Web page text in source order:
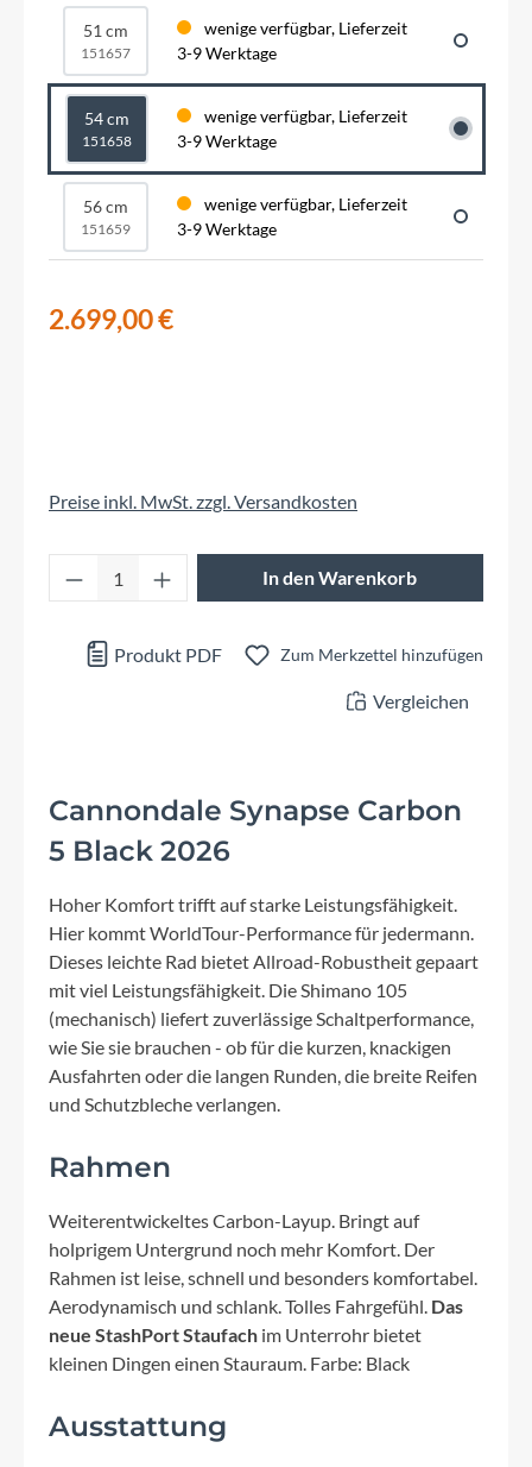
51 cm
151657
wenige verfügbar, Lieferzeit
3-9 Werktage
54 cm
151658
wenige verfügbar, Lieferzeit
3-9 Werktage
56 cm
151659
wenige verfügbar, Lieferzeit
3-9 Werktage
2.699,00 €
Preise inkl. MwSt. zzgl. Versandkosten
Produkt Anzahl: Gib den gewünschten
In den Warenkorb
Produkt PDF Zum Merkzettel hinzufügen
Vergleichen
Cannondale Synapse Carbon
5 Black 2026
Hoher Komfort trifft auf starke Leistungsfähigkeit.
Hier kommt WorldTour-Performance für jedermann.
Dieses leichte Rad bietet Allroad-Robustheit gepaart
mit viel Leistungsfähigkeit. Die Shimano 105
(mechanisch) liefert zuverlässige Schaltperformance,
wie Sie sie brauchen - ob für die kurzen, knackigen
Ausfahrten oder die langen Runden, die breite Reifen
und Schutzbleche verlangen.
Rahmen
Weiterentwickeltes Carbon-Layup. Bringt auf
holprigem Untergrund noch mehr Komfort. Der
Rahmen ist leise, schnell und besonders komfortabel.
Aerodynamisch und schlank. Tolles Fahrgefühl. Das
neue StashPort Staufach im Unterrohr bietet
kleinen Dingen einen Stauraum. Farbe: Black
Ausstattung